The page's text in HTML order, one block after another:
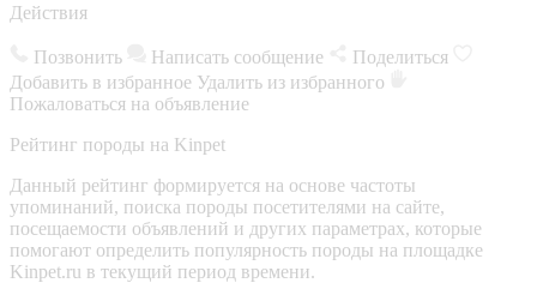
Действия
Позвонить Написать сообщение
Поделиться
Добавить в избранное Удалить из избранного
Пожаловаться на объявление
Рейтинг породы на Kinpet
Данный рейтинг формируется на основе частоты
упоминаний, поиска породы посетителями на сайте,
посещаемости объявлений и других параметрах, которые
помогают определить популярность породы на площадке
Kinpet.ru в текущий период времени.